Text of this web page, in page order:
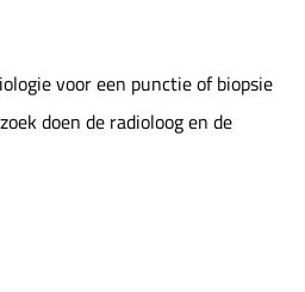
voor een punctie of biopsie
doen de radioloog en de